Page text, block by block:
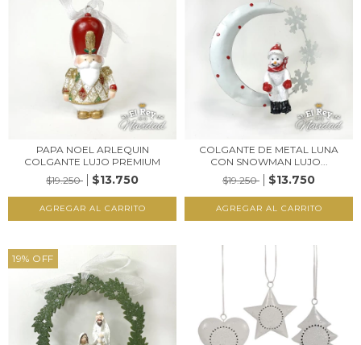
PAPA NOEL ARLEQUIN
COLGANTE LUJO PREMIUM
$19.250
$13.750
COLGANTE DE METAL LUNA
CON SNOWMAN LUJO...
$19.250
$13.750
19% OFF